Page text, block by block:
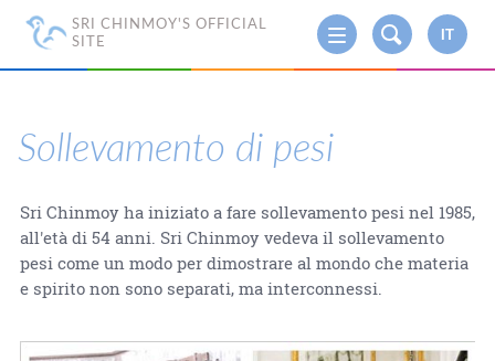
SRI CHINMOY'S OFFICIAL
SITE
IT
Sollevamento di pesi
Sri Chinmoy ha iniziato a fare sollevamento pesi nel 1985,
all'età di 54 anni. Sri Chinmoy vedeva il sollevamento
pesi come un modo per dimostrare al mondo che materia
e spirito non sono separati, ma interconnessi.